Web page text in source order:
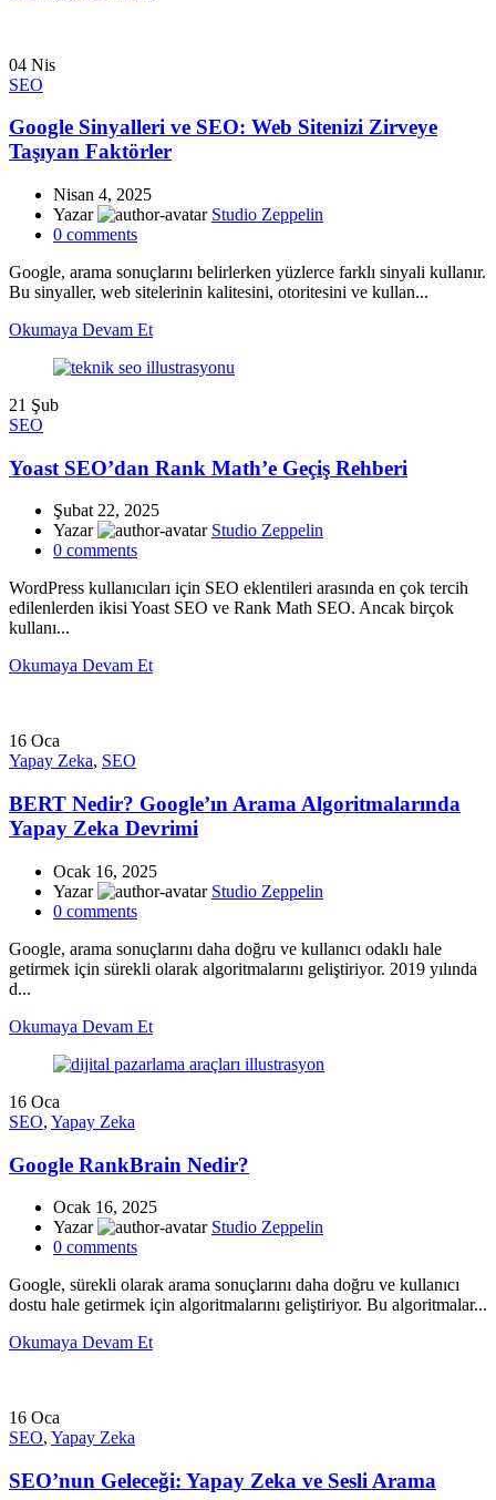
04 Nis
SEO
Google Sinyalleri ve SEO: Web Sitenizi Zirveye
Taşıyan Faktörler
Nisan 4, 2025
Yazar
Studio Zeppelin
0 comments
Google, arama sonuçlarını belirlerken yüzlerce farklı sinyali kullanır.
Bu sinyaller, web sitelerinin kalitesini, otoritesini ve kullan...
Okumaya Devam Et
21 Şub
SEO
Yoast SEO’dan Rank Math’e Geçiş Rehberi
Şubat 22, 2025
Yazar
Studio Zeppelin
0 comments
WordPress kullanıcıları için SEO eklentileri arasında en çok tercih
edilenlerden ikisi Yoast SEO ve Rank Math SEO. Ancak birçok
kullanı...
Okumaya Devam Et
16 Oca
Yapay Zeka, SEO
BERT Nedir? Google’ın Arama Algoritmalarında
Yapay Zeka Devrimi
Ocak 16, 2025
Yazar
Studio Zeppelin
0 comments
Google, arama sonuçlarını daha doğru ve kullanıcı odaklı hale
getirmek için sürekli olarak algoritmalarını geliştiriyor. 2019 yılında
d...
Okumaya Devam Et
16 Oca
SEO, Yapay Zeka
Google RankBrain Nedir?
Ocak 16, 2025
Yazar
Studio Zeppelin
0 comments
Google, sürekli olarak arama sonuçlarını daha doğru ve kullanıcı
dostu hale getirmek için algoritmalarını geliştiriyor. Bu algoritmalar...
Okumaya Devam Et
16 Oca
SEO, Yapay Zeka
SEO’nun Geleceği: Yapay Zeka ve Sesli Arama